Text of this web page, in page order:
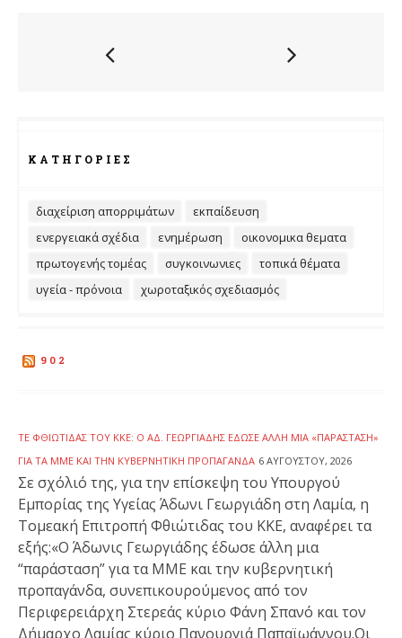
ΚΑΤΗΓΟΡΊΕΣ
διαχείριση απορριμάτων
εκπαίδευση
ενεργειακά σχέδια
ενημέρωση
οικονομικα θεματα
πρωτογενής τομέας
συγκοινωνιες
τοπικά θέματα
υγεία - πρόνοια
χωροταξικός σχεδιασμός
902
ΤΕ ΦΘΙΏΤΙΔΑΣ ΤΟΥ ΚΚΕ: Ο ΆΔ. ΓΕΩΡΓΙΆΔΗΣ ΈΔΩΣΕ ΆΛΛΗ ΜΙΑ «ΠΑΡΆΣΤΑΣΗ»
ΓΙΑ ΤΑ ΜΜΕ ΚΑΙ ΤΗΝ ΚΥΒΕΡΝΗΤΙΚΉ ΠΡΟΠΑΓΆΝΔΑ 6 ΑΥΓΟΎΣΤΟΥ, 2026
Σε σχόλιό της, για την επίσκεψη του Υπουργού
Εμπορίας της Υγείας Άδωνι Γεωργιάδη στη Λαμία, η
Τομεακή Επιτροπή Φθιώτιδας του ΚΚΕ, αναφέρει τα
εξής:«Ο Άδωνις Γεωργιάδης έδωσε άλλη μια
“παράσταση” για τα ΜΜΕ και την κυβερνητική
προπαγάνδα, συνεπικουρούμενος από τον
Περιφερειάρχη Στερεάς κύριο Φάνη Σπανό και τον
Δήμαρχο Λαμίας κύριο Πανουργιά Παπαϊωάννου.Οι